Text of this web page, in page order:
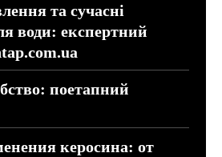
та сучасні
води: експертний
поетапний
керосина: от